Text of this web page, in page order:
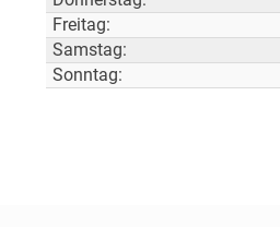
Freitag:
Samstag:
Sonntag: